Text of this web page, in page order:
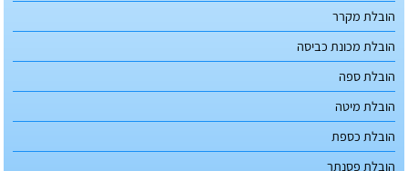
הובלת מקרר
הובלת מכונת כביסה
הובלת ספה
הובלת מיטה
הובלת כספת
הובלת פסנתר